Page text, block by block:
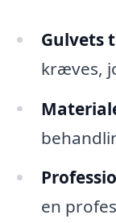
Gulvets
kræves,
en